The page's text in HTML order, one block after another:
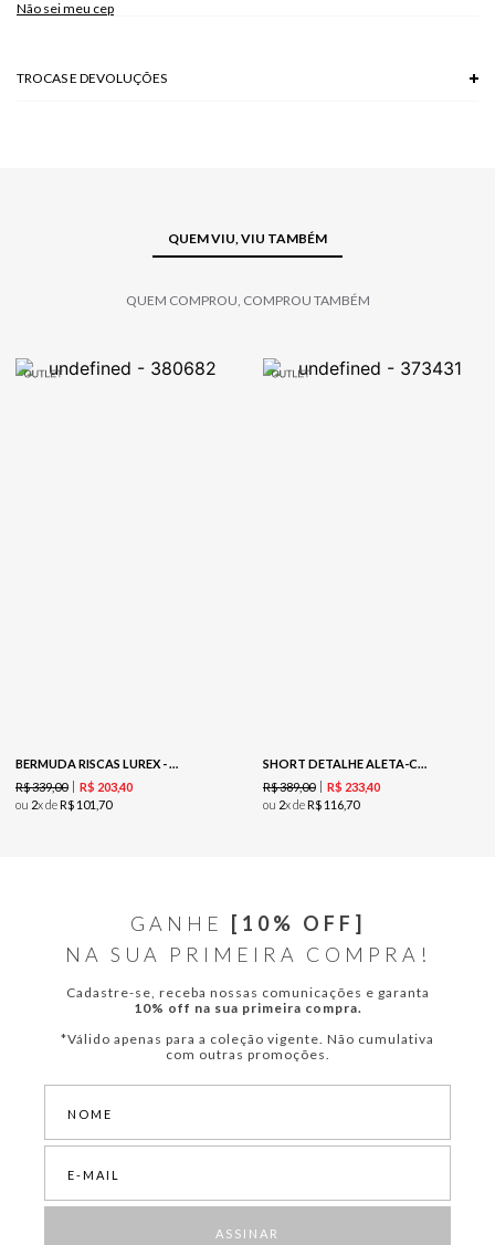
Não sei meu cep
TROCAS E DEVOLUÇÕES
QUEM VIU, VIU TAMBÉM
QUEM COMPROU, COMPROU TAMBÉM
BERMUDA RISCAS LUREX - PRETO
R$339,00 R$ 20340
ou 2x deR$ 101 70
SHORT DETALHE ALETA-CREME
R$389,00 R$ 23340
ou 2x deR$ 11670
GANHE
[10% OFF]
NA SUA PRIMEIRA COMPRA!
Cadastre-se, receba nossas comunicações e garanta
10% off na sua primeira compra.
*Válido apenas para a coleção vigente. Não cumulativa
com outras promoções.
ASSINAR